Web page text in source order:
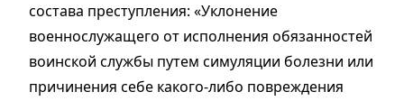
состава преступления: «Уклонение
военнослужащего от исполнения обязанностей
воинской службы путем симуляции болезни или
причинения себе какого-либо повреждения